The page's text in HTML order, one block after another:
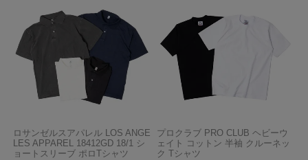
ロサンゼルスアパレル LOS ANGE
LES APPAREL 18412GD 18/1 シ
ョートスリーブ ポロTシャツ
プロクラブ PRO CLUB ヘビーウ
ェイト コットン 半袖 クルーネッ
ク Tシャツ